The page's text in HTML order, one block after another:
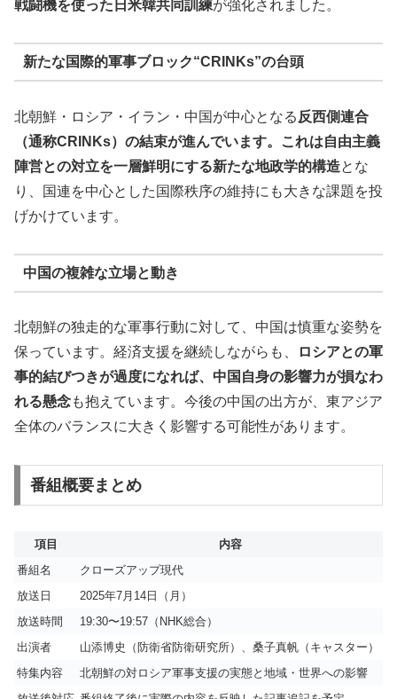
戦闘機を使った日米韓共同訓練が強化されました。
新たな国際的軍事ブロック“CRINKs”の台頭
北朝鮮・ロシア・イラン・中国が中心となる 反西側連合
（通称CRINKs）の結束が進んでいます。これは自由主義
陣営との対立を一層鮮明にする新たな地政学的構造とな
り、国連を中心とした国際秩序の維持にも大きな課題を投
げかけています。
中国の複雑な立場と動き
北朝鮮の独走的な軍事行動に対して、中国は慎重な姿勢を
保っています。経済支援を継続しながらも、
ロシアとの軍
事的結びつきが過度になれば、中国自身の影響力が損なわ
れる懸念も抱えています。今後の中国の出方が、東アジア
全体のバランスに大きく影響する可能性があります。
番組概要まとめ
項目
内容
番組名
クローズアップ現代
放送日
2025年7月14日（月）
放送時間
19:30〜19:57（NHK総合）
出演者
山添博史（防衛省防衛研究所）、桑子真帆（キャスター）
特集内容
北朝鮮の対ロシア軍事支援の実態と地域・世界への影響